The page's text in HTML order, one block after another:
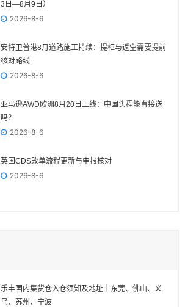
3日—8月9日）
2026-8-6
安特卫普港8月道路施工持续：提柜与返空需要提前
核对路线
2026-8-6
亚马逊AWD欧洲8月20日上线：中国头程能直接送
吗？
2026-8-6
英国CDS改单流程更新与申报核对
2026-8-6
乐丰国内集货仓入仓须知及地址｜东莞、佛山、义
乌、苏州、宁波